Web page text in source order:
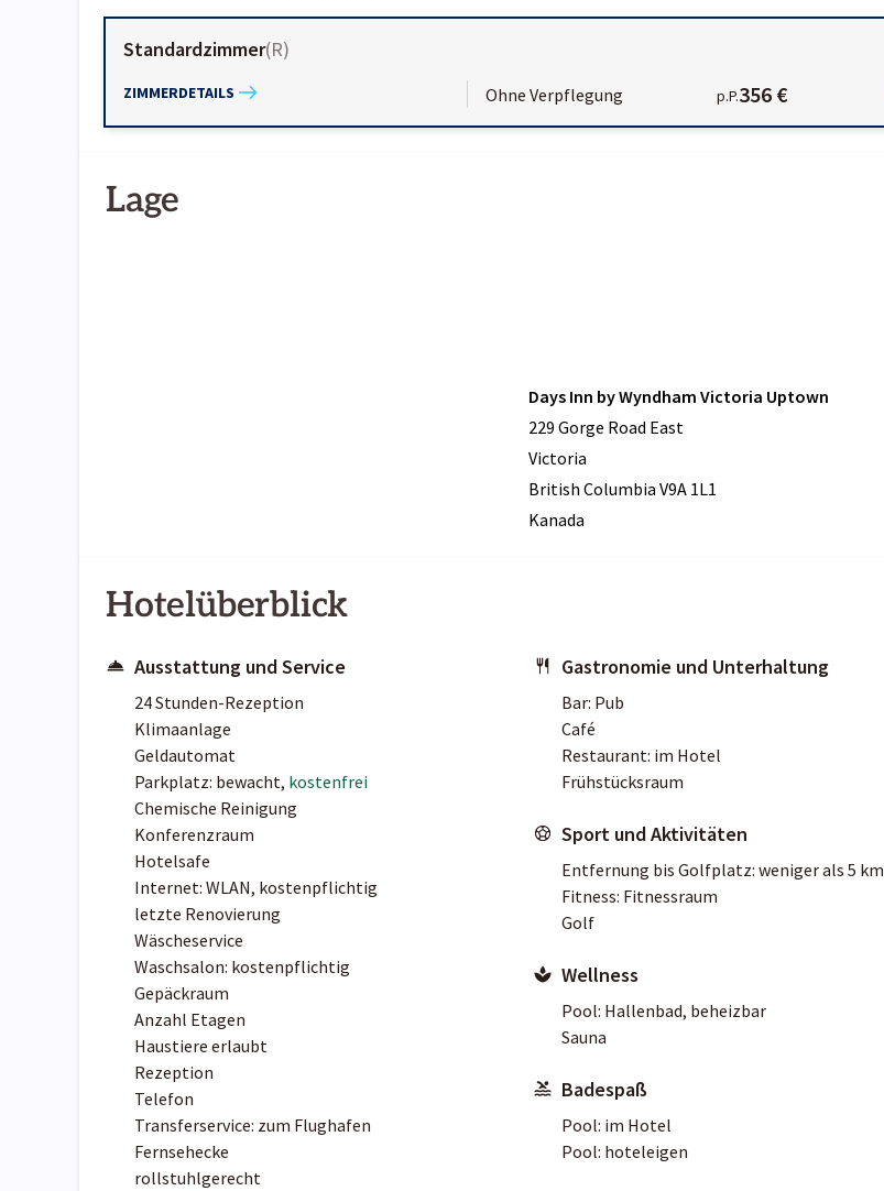
Standardzimmer(R)
ZIMMERDETAILS Ohne Verpflegung p.P.356 €
Lage
Days Inn by Wyndham Victoria Uptown
229 Gorge Road East
Victoria
British Columbia V9A 1L1
Kanada
Hotelüberblick
Ausstattung und Service
24 Stunden-Rezeption
Klimaanlage
Geldautomat
Parkplatz: bewacht, kostenfrei
Chemische Reinigung
Konferenzraum
Hotelsafe
Internet: WLAN, kostenpflichtig
letzte Renovierung
Wäscheservice
Waschsalon: kostenpflichtig
Gepäckraum
Anzahl Etagen
Haustiere erlaubt
Rezeption
Telefon
Transferservice: zum Flughafen
Fernsehecke
rollstuhlgerecht
Gastronomie und Unterhaltung
Bar: Pub
Café
Restaurant: im Hotel
Frühstücksraum
Sport und Aktivitäten
Entfernung bis Golfplatz: weniger als 5 km
Fitness: Fitnessraum
Golf
Wellness
Pool: Hallenbad, beheizbar
Sauna
Badespaß
Pool: im Hotel
Pool: hoteleigen